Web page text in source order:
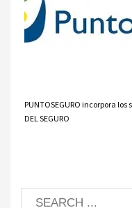
PUNTOSEGURO incorpora
DEL SEGURO